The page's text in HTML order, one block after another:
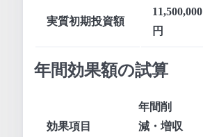
実質初期投資額
11,500,000
円
年間効果額の試算
効果項目
年間削
減・増収